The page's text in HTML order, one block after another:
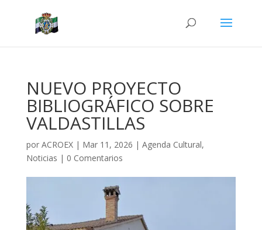
NUEVO PROYECTO
BIBLIOGRÁFICO SOBRE
VALDASTILLAS
por ACROEX| Mar 11, 2026 | Agenda Cultural,
Noticias | 0 Comentarios